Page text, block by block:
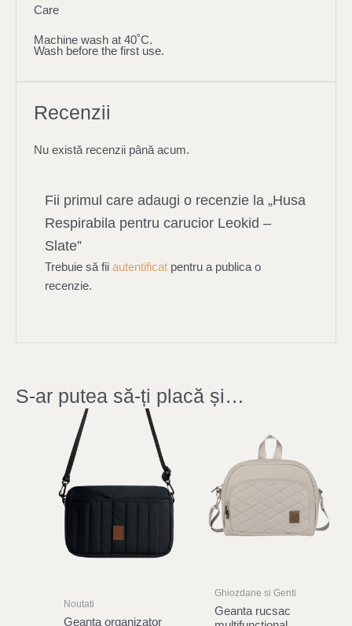
Care
Machine wash at 40˚C.
Wash before the first use.
Recenzii
Nu există recenzii până acum.
Fii primul care adaugi o recenzie la „Husa
Respirabila pentru carucior Leokid –
Slate”
Trebuie să fiiautentificat pentru a publica o
recenzie.
S-ar putea să-ți placă și…
Noutati
Geanta organizator
Ghiozdane si Genti
Geanta rucsac